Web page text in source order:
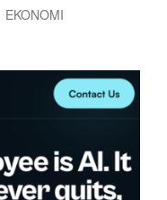
EKONOMI